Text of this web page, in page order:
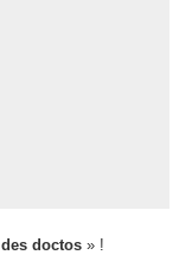
doctos » !